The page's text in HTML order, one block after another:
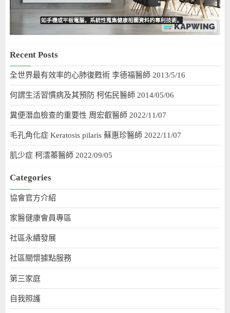
Recent Posts
全世界最有效率的心肺復甦術 李德福醫師 2013/5/16
何謂生活習慣病及其預防 柯佑民醫師 2014/05/06
糞便潛血檢查的重要性 周宏叡醫師 2022/11/07
毛孔角化症 Keratosis pilaris 蘇惠珍醫師 2022/11/07
肌少症 柯澐蓁醫師 2022/09/05
Categories
協會官方介紹
家醫健康會員專區
社區永續發展
社區關懷據點服務
第三家庭
自我照護